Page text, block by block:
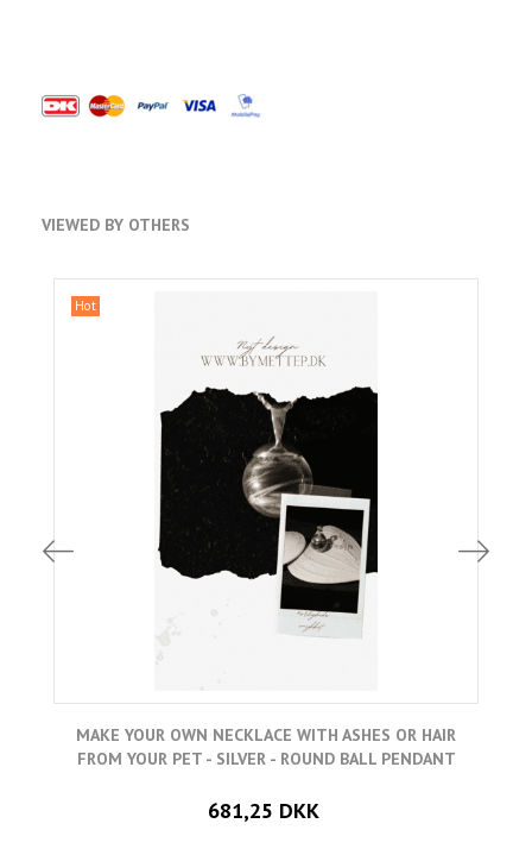
VIEWED BY OTHERS
Hot
MAKE YOUR OWN NECKLACE WITH ASHES OR HAIR
FROM YOUR PET - SILVER - ROUND BALL PENDANT
681,25 DKK